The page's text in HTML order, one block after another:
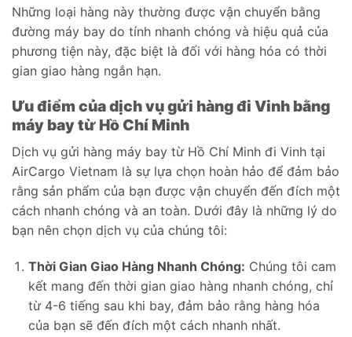
Những loại hàng này thường được vận chuyển bằng
đường máy bay do tính nhanh chóng và hiệu quả của
phương tiện này, đặc biệt là đối với hàng hóa có thời
gian giao hàng ngắn hạn.
Ưu điểm của dịch vụ gửi hàng đi Vinh bằng
máy bay từ Hồ Chí Minh
Dịch vụ gửi hàng máy bay từ Hồ Chí Minh đi Vinh tại
AirCargo Vietnam là sự lựa chọn hoàn hảo để đảm bảo
rằng sản phẩm của bạn được vận chuyển đến đích một
cách nhanh chóng và an toàn. Dưới đây là những lý do
bạn nên chọn dịch vụ của chúng tôi:
Thời Gian Giao Hàng Nhanh Chóng: Chúng tôi cam
kết mang đến thời gian giao hàng nhanh chóng, chỉ
từ 4-6 tiếng sau khi bay, đảm bảo rằng hàng hóa
của bạn sẽ đến đích một cách nhanh nhất.